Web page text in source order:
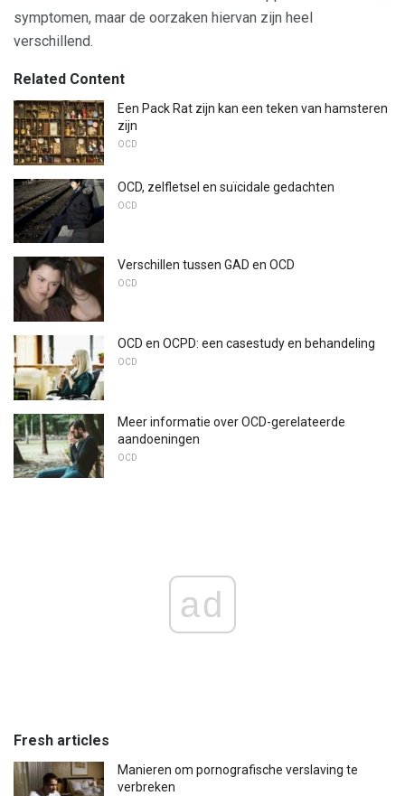
symptomen, maar de oorzaken hiervan zijn heel
verschillend.
Related Content
Een Pack Rat zijn kan een teken van hamsteren
zijn
OCD
OCD, zelfletsel en suïcidale gedachten
OCD
Verschillen tussen GAD en OCD
OCD
OCD en OCPD: een casestudy en behandeling
OCD
Meer informatie over OCD-gerelateerde
aandoeningen
OCD
ad
Fresh articles
Manieren om pornografische verslaving te
verbreken